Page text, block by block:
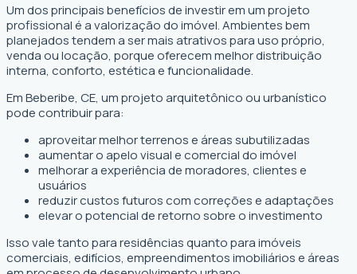
Um dos principais benefícios de investir em um projeto
profissional é a valorização do imóvel. Ambientes bem
planejados tendem a ser mais atrativos para uso próprio,
venda ou locação, porque oferecem melhor distribuição
interna, conforto, estética e funcionalidade.
Em Beberibe, CE, um projeto arquitetônico ou urbanístico
pode contribuir para:
aproveitar melhor terrenos e áreas subutilizadas
aumentar o apelo visual e comercial do imóvel
melhorar a experiência de moradores, clientes e
usuários
reduzir custos futuros com correções e adaptações
elevar o potencial de retorno sobre o investimento
Isso vale tanto para residências quanto para imóveis
comerciais, edifícios, empreendimentos imobiliários e áreas